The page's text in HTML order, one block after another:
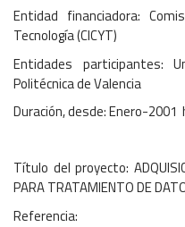
Entidad financiadora:
Tecnología (CICYT)
Entidades participantes:
Politécnica de Valencia
Duración, desde: Enero-
Título del proyecto:
PARA TRATAMIENTO DE
Referencia: